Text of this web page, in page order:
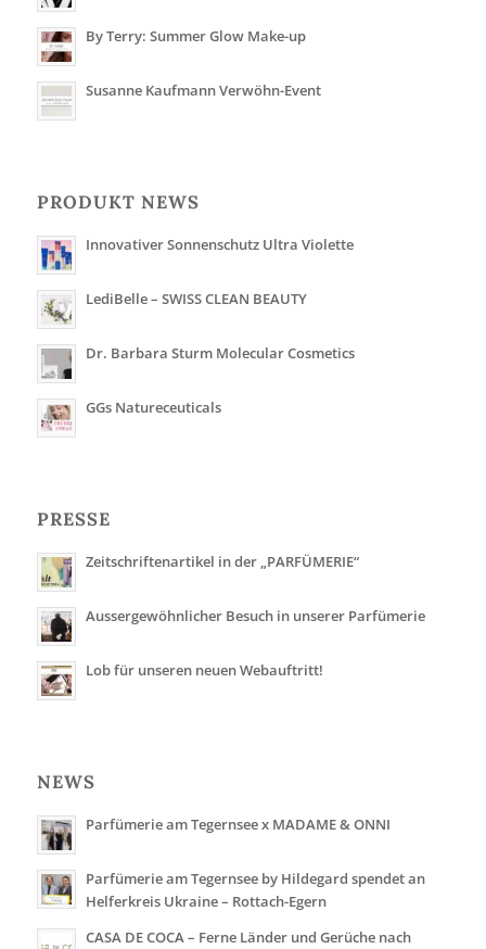
By Terry: Summer Glow Make-up
Susanne Kaufmann Verwöhn-Event
PRODUKT NEWS
Innovativer Sonnenschutz Ultra Violette
LediBelle – SWISS CLEAN BEAUTY
Dr. Barbara Sturm Molecular Cosmetics
GGs Natureceuticals
PRESSE
Zeitschriftenartikel in der „PARFÜMERIE“
Aussergewöhnlicher Besuch in unserer Parfümerie
Lob für unseren neuen Webauftritt!
NEWS
Parfümerie am Tegernsee x MADAME & ONNI
Parfümerie am Tegernsee by Hildegard spendet an
Helferkreis Ukraine – Rottach-Egern
CASA DE COCA – Ferne Länder und Gerüche nach